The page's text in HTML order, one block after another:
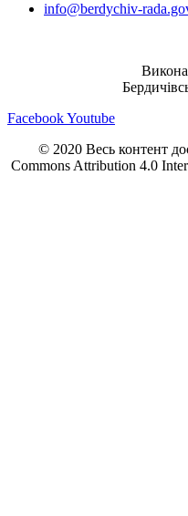
info@berdychiv-
FacebookYoutube
© 2020 Весь контент
Commons Attribution 4.0